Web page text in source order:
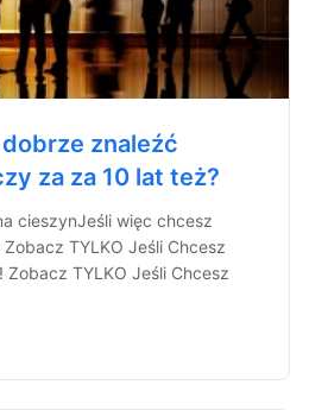
znaleźć
za za 10 lat też?
cieszynJeśli więc chcesz
TYLKO Jeśli Chcesz
Zobacz TYLKO Jeśli Chcesz